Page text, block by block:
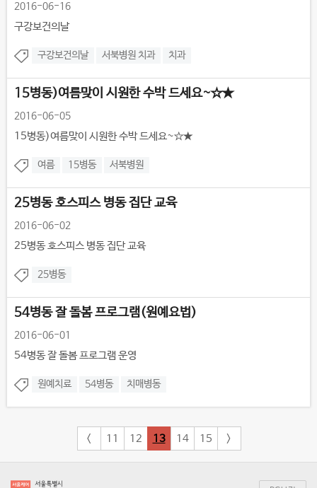
2016-06-16
구강보건의날
구강보건의날 서북병원 치과 치과
15병동)여름맞이 시원한 수박 드세요~☆★
2016-06-05
15병동)여름맞이 시원한 수박 드세요~☆★
여름 15병동 서북병원
25병동 호스피스 병동 집단 교육
2016-06-02
25병동 호스피스 병동 집단 교육
25병동
54병동 잘 돌봄 프로그램(원예요법)
2016-06-01
54병동 잘 돌봄 프로그램 운영
원예치료 54병동 치매병동
< 11 12 13 14 15 >